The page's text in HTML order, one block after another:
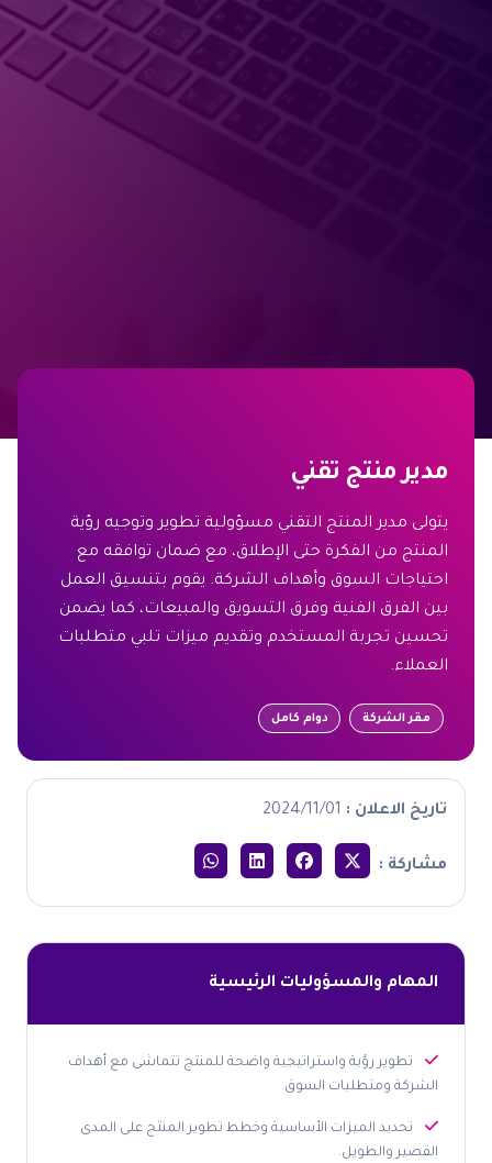
مقر الشركة دوام كامل
مدير منتج تقني
يتولى مدير المنتج التقني مسؤولية تطوير وتوجيه رؤية
المنتج من الفكرة حتى الإطلاق، مع ضمان توافقه مع
احتياجات السوق وأهداف الشركة. يقوم بتنسيق العمل
بين الفرق الفنية وفرق التسويق والمبيعات، كما يضمن
تحسين تجربة المستخدم وتقديم ميزات تلبي متطلبات
العملاء.
تاريخ الاعلان :
مشاركة :
المهام والمسؤوليات الرئيسية
تطوير رؤية واستراتيجية واضحة للمنتج تتماشى مع أهداف
الشركة ومتطلبات السوق.
تحديد الميزات الأساسية وخطط تطوير المنتج على المدى
القصير والطويل.